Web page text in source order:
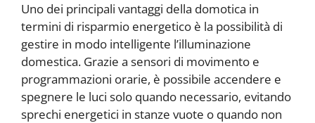
Uno dei principali vantaggi della domotica in
termini di risparmio energetico è la possibilità di
gestire in modo intelligente l’illuminazione
domestica. Grazie a sensori di movimento e
programmazioni orarie, è possibile accendere e
spegnere le luci solo quando necessario, evitando
sprechi energetici in stanze vuote o quando non